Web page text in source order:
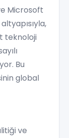
Microsoft
teknoloji
Bu
global
ve